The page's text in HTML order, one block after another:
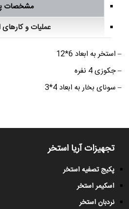
مشخصات
عملیات و
– استخر به ابعاد 6*12
– جکوزی 4 نفره
– سونای بخار به ابعاد 4*3
تجهیزات آریا استخر
پکیج تصفیه استخر
اسکیمر استخر
نردبان استخر